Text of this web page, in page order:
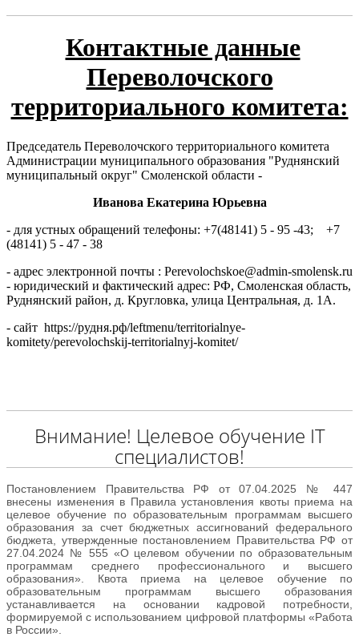
Контактные данные
Переволочского
территориального комитета:
Председатель Переволочского территориального комитета
Администрации муниципального образования "Руднянский
муниципальный округ" Смоленской области -
Иванова Екатерина Юрьевна
- для устных обращений телефоны: +7(48141) 5 - 95 -43; +7
(48141) 5 - 47 - 38
- адрес электронной почты : Perevolochskoe@admin-smolensk.ru
- юридический и фактический адрес: РФ, Смоленская область,
Руднянский район, д. Кругловка, улица Центральная, д. 1А.
- сайт https://рудня.рф/leftmenu/territorialnye-
komitety/perevolochskij-territorialnyj-komitet/
Внимание! Целевое обучение IT
специалистов!
Постановлением Правительства РФ от 07.04.2025 № 447
внесены изменения в Правила установления квоты приема на
целевое обучение по образовательным программам высшего
образования за счет бюджетных ассигнований федерального
бюджета, утвержденные постановлением Правительства РФ от
27.04.2024 № 555 «О целевом обучении по образовательным
программам среднего профессионального и высшего
образования». Квота приема на целевое обучение по
образовательным программам высшего образования
устанавливается на основании кадровой потребности,
формируемой с использованием цифровой платформы «Работа
в России».